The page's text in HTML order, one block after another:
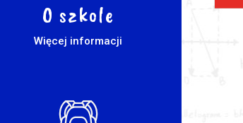
O szkole
Więcej informacji